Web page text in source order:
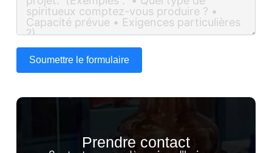
Soumettre le formulaire
Prendre contact